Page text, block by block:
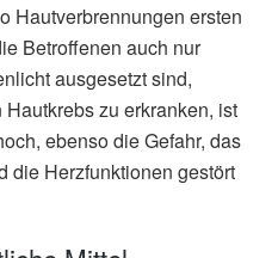
Hautverbrennungen ersten
Betroffenen auch nur
ausgesetzt sind,
zu erkranken, ist
ebenso die Gefahr, das
die Herzfunktionen gestört